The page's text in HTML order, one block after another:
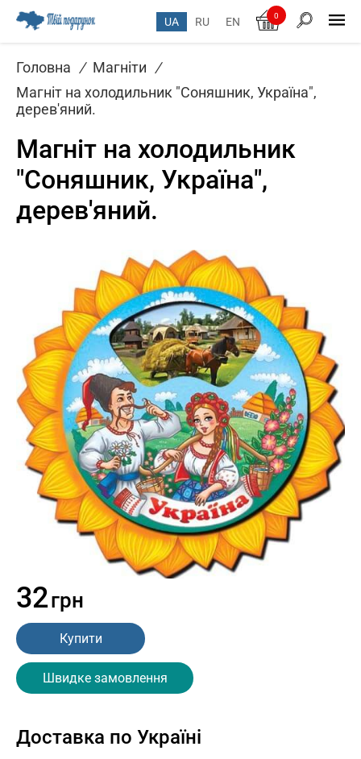
UA RU EN 0
Головна / Магніти /
Магніт на холодильник "Соняшник, Україна",
дерев'яний.
Магніт на холодильник
"Соняшник, Україна",
дерев'яний.
32грн
Купити
Швидке замовлення
Доставка по Україні